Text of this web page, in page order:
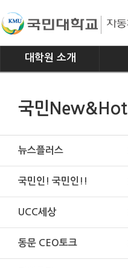
대학원 소개
연혁
국민New&Hot
뉴스플러스
국민인! 국민인!!
UCC세상
동문 CEO토크